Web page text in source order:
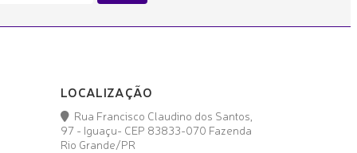
LOCALIZAÇÃO
Rua Francisco Claudino dos Santos,
97 - Iguaçu- CEP 83833-070 Fazenda
Rio Grande/PR